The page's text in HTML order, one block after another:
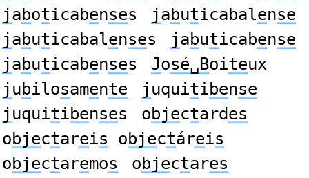
jaboticabenses jabuticabalense
jabuticabalenses jabuticabense
jabuticabenses José␣Boiteux
j ubilosamente j uquitibense
j uquitibenses objectardes
objectareis objectáreis
objectaremos objectares